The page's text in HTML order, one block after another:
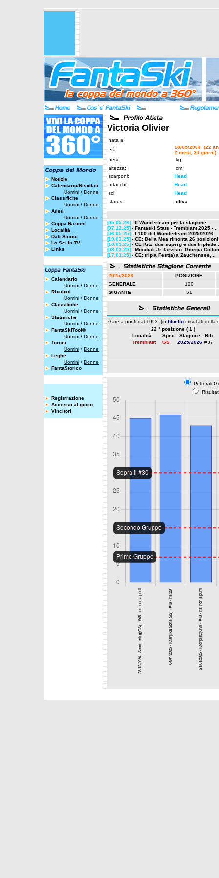
Notizie
Calendario/Risultati
Uomini / Donne
Classifiche
Uomini / Donne
Atleti
Uomini / Donne
Coppa Nazioni
Località
Dati Storici
Lo Sci in TV
Links
Calendario
Uomini / Donne
Risultati
Uomini / Donne
Classifiche
Uomini / Donne
Statistiche
Uomini / Donne
FantaSkiTool®
Uomini / Donne
Tornei
Uomini / Donne
Leghe
Uomini / Donne
FantaStorico
Registrazione
Accesso al gioco
Vincitori
Victoria Olivier
nata a:
età:
18/05/2004 (22
2 mesi, 20 giorni)
peso:
kg.
altezza:
cm.
scarponi:
Head
attacchi:
Head
sci:
Head
status:
attiva
[05.05.26] - Il Wunderteam per la stagione ..
[07.12.25] - Fantaski Stats - Tremblant 2025 - ..
[06.05.25] - I 100 del Wunderteam 2025/2026
[19.03.25] - CE: Della Mea rimonta 26 posizioni
[10.03.25] - CE Kitz: due superg e due triplette
[03.03.25] - Mondiali Jr Tarvisio: Giorgia
[17.01.25] - CE: tripla Fest(a) a Zauchensee, ..
2025/2026
POSIZIONE
GENERALE
120
GIGANTE
51
Gare a punti dal 1993: (in bluetto i risultati della
22 ° posizione ( 1 )
Località
Spec. Stagione
Bib
Tremblant
GS 2025/2026 #37
Pettorali